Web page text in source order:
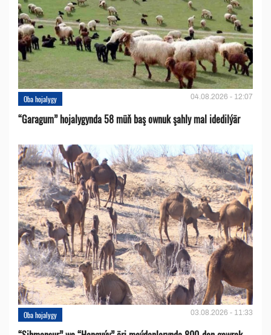
Oba hojalygy 04.08.2026 - 12:07
“Garagum” hojalygynda 58 müň baş ownuk şahly mal idedilýär
Oba hojalygy 03.08.2026 - 11:33